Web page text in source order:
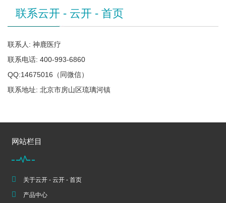
联系云开 - 云开 - 首页
联系人: 神鹿医疗
联系电话: 400-993-6860
QQ:14675016（同微信）
联系地址: 北京市房山区琉璃河镇
网站栏目
关于云开 - 云开 - 首页
产品中心